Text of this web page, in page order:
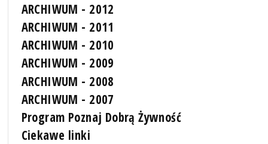
ARCHIWUM - 2012
ARCHIWUM - 2011
ARCHIWUM - 2010
ARCHIWUM - 2009
ARCHIWUM - 2008
ARCHIWUM - 2007
Program Poznaj Dobrą Żywność
Ciekawe linki